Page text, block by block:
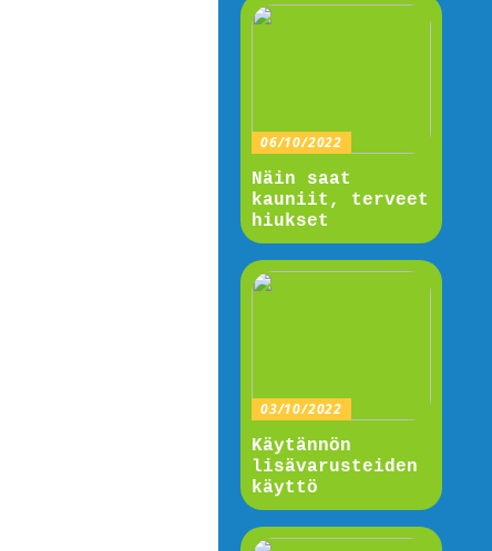
06/10/2022
Näin saat
kauniit, terveet
hiukset
03/10/2022
Käytännön
lisävarusteiden
käyttö